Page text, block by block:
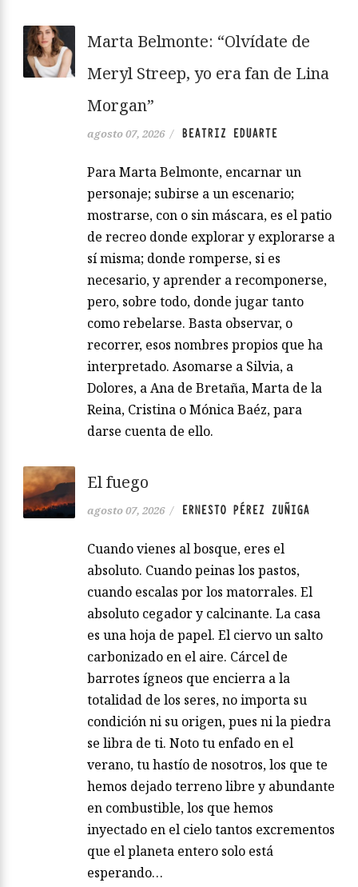
Marta Belmonte: “Olvídate de
Meryl Streep, yo era fan de Lina
Morgan”
agosto 07, 2026 / BEATRIZ EDUARTE
Para Marta Belmonte, encarnar un
personaje; subirse a un escenario;
mostrarse, con o sin máscara, es el patio
de recreo donde explorar y explorarse a
sí misma; donde romperse, si es
necesario, y aprender a recomponerse,
pero, sobre todo, donde jugar tanto
como rebelarse. Basta observar, o
recorrer, esos nombres propios que ha
interpretado. Asomarse a Silvia, a
Dolores, a Ana de Bretaña, Marta de la
Reina, Cristina o Mónica Baéz, para
darse cuenta de ello.
El fuego
agosto 07, 2026 / ERNESTO PÉREZ ZUÑIGA
Cuando vienes al bosque, eres el
absoluto. Cuando peinas los pastos,
cuando escalas por los matorrales. El
absoluto cegador y calcinante. La casa
es una hoja de papel. El ciervo un salto
carbonizado en el aire. Cárcel de
barrotes ígneos que encierra a la
totalidad de los seres, no importa su
condición ni su origen, pues ni la piedra
se libra de ti. Noto tu enfado en el
verano, tu hastío de nosotros, los que te
hemos dejado terreno libre y abundante
en combustible, los que hemos
inyectado en el cielo tantos excrementos
que el planeta entero solo está
esperando…